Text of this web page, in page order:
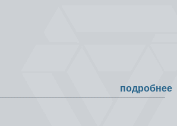
подробнее